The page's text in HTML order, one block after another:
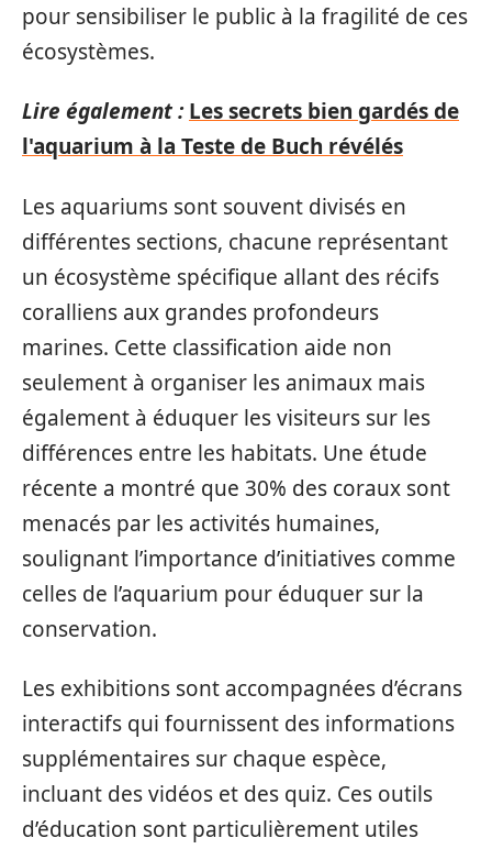
pour sensibiliser le public à la fragilité de ces
écosystèmes.
Lire également : Les secrets bien gardés de
l'aquarium à la Teste de Buch révélés
Les aquariums sont souvent divisés en
différentes sections, chacune représentant
un écosystème spécifique allant des récifs
coralliens aux grandes profondeurs
marines. Cette classification aide non
seulement à organiser les animaux mais
également à éduquer les visiteurs sur les
différences entre les habitats. Une étude
récente a montré que 30% des coraux sont
menacés par les activités humaines,
soulignant l’importance d’initiatives comme
celles de l’aquarium pour éduquer sur la
conservation.
Les exhibitions sont accompagnées d’écrans
interactifs qui fournissent des informations
supplémentaires sur chaque espèce,
incluant des vidéos et des quiz. Ces outils
d’éducation sont particulièrement utiles